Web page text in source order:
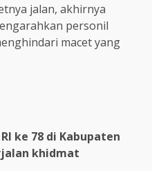
jalan, akhirnya
personil
macet yang
ke 78 di Kabupaten
khidmat